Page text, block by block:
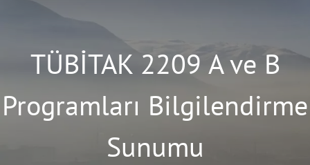
TÜBİTAK 2209 A ve B
Programları Bilgilendirme
Sunumu